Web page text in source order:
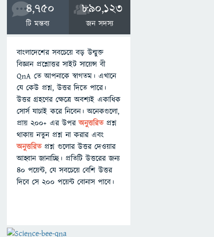
4,750
টি মন্তব্য
890,123
জন সদস্য
বাংলাদেশের সবচেয়ে বড় উন্মুক্ত
বিজ্ঞান প্রশ্নোত্তর সাইট সায়েন্স বী
QnA তে আপনাকে স্বাগতম। এখানে
যে কেউ প্রশ্ন, উত্তর দিতে পারে।
উত্তর গ্রহণের ক্ষেত্রে অবশ্যই একাধিক
সোর্স যাচাই করে নিবেন। অনেকগুলো,
প্রায় ২০০+ এর উপরঅনুত্তরিতপ্রশ্ন
থাকায় নতুন প্রশ্ন না করার এবং
অনুত্তরিত প্রশ্ন গুলোর উত্তর দেওয়ার
আহ্বান জানাচ্ছি। প্রতিটি উত্তরের জন্য
৪০ পয়েন্ট, যে সবচেয়ে বেশি উত্তর
দিবে সে ২০০ পয়েন্ট বোনাস পাবে।